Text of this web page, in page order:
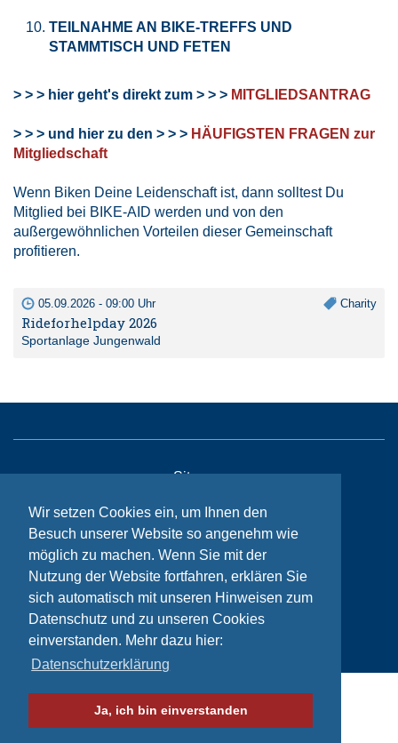
Wir setzen Cookies ein, um Ihnen den
Besuch unserer Website so angenehm wie
möglich zu machen. Wenn Sie mit der
Nutzung der Website fortfahren, erklären Sie
sich automatisch mit unseren Hinweisen zum
Datenschutz und zu unseren Cookies
einverstanden. Mehr dazu hier:
Datenschutzerklärung
Ja, ich bin einverstanden
TEILNAHME AN BIKE-TREFFS UND
STAMMTISCH UND FETEN
> > > hier geht's direkt zum > > > MITGLIEDSANTRAG
> > > und hier zu den > > > HÄUFIGSTEN FRAGEN zur
Mitgliedschaft
Wenn Biken Deine Leidenschaft ist, dann solltest Du
Mitglied bei BIKE-AID werden und von den
außergewöhnlichen Vorteilen dieser Gemeinschaft
profitieren.
05.09.2026 - 09:00 Uhr Charity
Rideforhelpday 2026
Sportanlage Jungenwald
Sitemap
Kontakt
Impressum
Datenschutzhinweise